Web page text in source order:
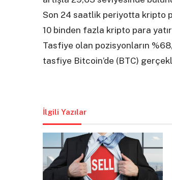
Son 24 saatlik periyotta kripto
10 binden fazla kripto para
Tasfiye olan pozisyonların
tasfiye Bitcoin’de (BTC)
İlgili Yazılar